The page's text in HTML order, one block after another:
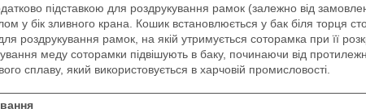
підставкою для роздрукування рамок (залежно від
у бік зливного крана. Кошик встановлюється у бак біля торця
рамок, на якій утримується соторамка при її
меду соторамки підвішують в баку, починаючи від
сплаву, який використовується в харчовій промисловості.